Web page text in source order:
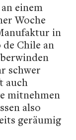
einem
Woche
in
Chile an
schwer
auch
mitnehmen
also
geräumig